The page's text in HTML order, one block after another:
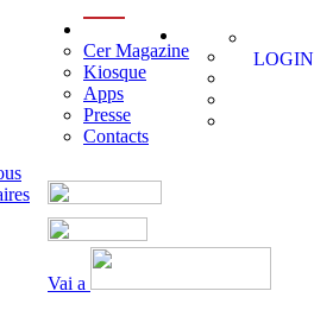
Vai a
Cer Magazine
Kiosque
Apps
Presse
Contacts
LOGIN